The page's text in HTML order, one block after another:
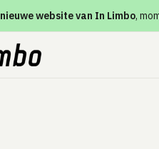
nieuwe website van In Limbo,